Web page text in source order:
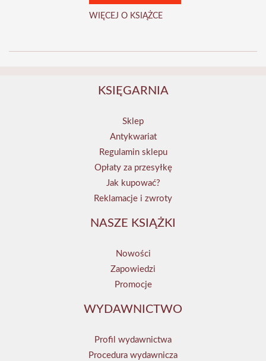
WIĘCEJ O KSIĄŻCE
KSIĘGARNIA
Sklep
Antykwariat
Regulamin sklepu
Opłaty za przesyłkę
Jak kupować?
Reklamacje i zwroty
NASZE KSIĄŻKI
Nowości
Zapowiedzi
Promocje
WYDAWNICTWO
Profil wydawnictwa
Procedura wydawnicza